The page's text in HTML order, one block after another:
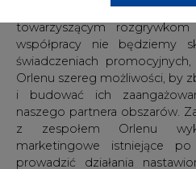
budowania silnych więzi z
towarzyszącym
współpracy nie będziemy
świadczeniach
Orlenu szereg możliwości, by
i budować ich
naszego partnera obszarów.
z zespołem Orlenu
marketingowe istniejące
prowadzić działania